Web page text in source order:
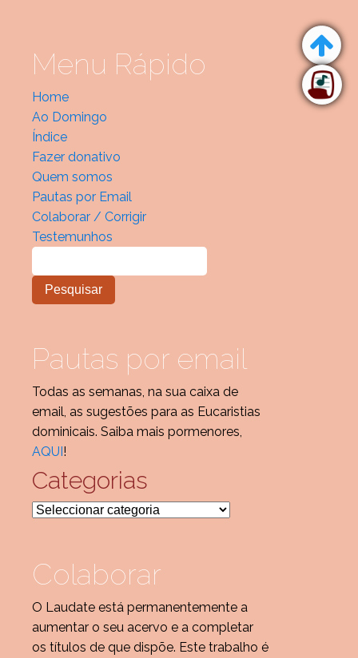
Menu Rápido
Home
Ao Domingo
Índice
Fazer donativo
Quem somos
Pautas por Email
Colaborar / Corrigir
Testemunhos
Pautas por email
Todas as semanas, na sua caixa de
email, as sugestões para as Eucaristias
dominicais. Saiba mais pormenores,
AQUI !
Categorias
Categorias
Colaborar
O Laudate está permanentemente a
aumentar o seu acervo e a completar
os títulos de que dispõe. Este trabalho é